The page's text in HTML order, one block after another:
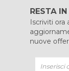
RESTA
Iscriviti ora
nuove